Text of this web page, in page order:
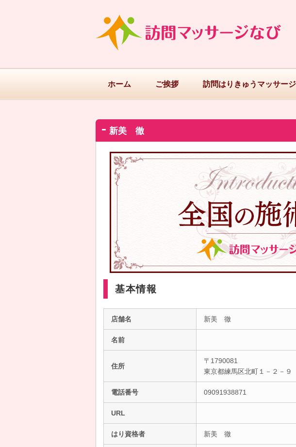
ホーム ご挨拶 訪問はりきゅうマッサー
新美 徹
基本情報
店舗名 新美 徹
名前
住所
〒1790081
東京都練馬区北町１－２－
電話番号 09091938871
URL
はり資格者 新美 徹